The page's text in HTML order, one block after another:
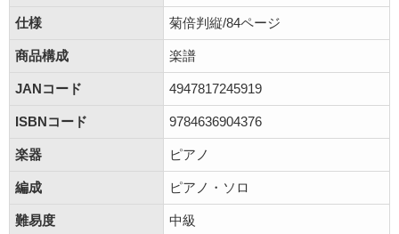
仕様 菊倍判縦/84ページ
商品構成 楽譜
JANコード 4947817245919
ISBNコード 9784636904376
楽器 ピアノ
編成 ピアノ・ソロ
難易度 中級